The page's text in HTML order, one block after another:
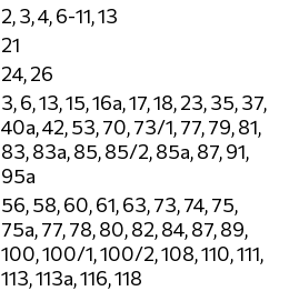
2, 3, 4, 6-11, 13
21
24, 26
3, 6, 13, 15, 16а, 17, 18, 23, 35, 37,
40а, 42, 53, 70, 73/1, 77, 79, 81,
83, 83а, 85, 85/2, 85а, 87, 91,
95а
56, 58, 60, 61, 63, 73, 74, 75,
75а, 77, 78, 80, 82, 84, 87, 89,
100, 100/1, 100/2, 108, 110, 111,
113, 113а, 116, 118